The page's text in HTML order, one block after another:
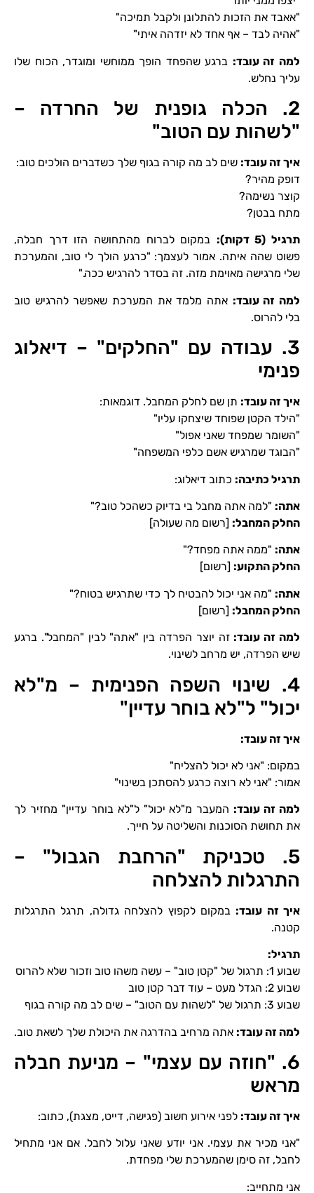
"אאבד את הזכות להתלונן ולקבל תמיכה"
"אהיה לבד – אף אחד לא יזדהה איתי"
למה זה עובד: ברגע שהפחד הופך ממוחשי ומוגדר, הכוח שלו
עליך נחלש.
2. הכלה גופנית של החרדה –
"לשהות עם הטוב"
איך זה עובד: שים לב מה קורה בגוף שלך כשדברים הולכים טוב:
דופק מהיר?
קוצר נשימה?
מתח בבטן?
תרגיל (5 דקות):
במקום לברוח מהתחושה הזו דרך חבלה,
פשוט שהה איתה. אמור לעצמך: "כרגע הולך לי טוב, והמערכת
שלי מרגישה מאוימת מזה. זה בסדר להרגיש ככה."
למה זה עובד: אתה מלמד את המערכת שאפשר להרגיש טוב
בלי להרוס.
3. עבודה עם "החלקים" – דיאלוג
פנימי
איך זה עובד: תן שם לחלק המחבל. דוגמאות:
"הילד הקטן שפוחד שיצחקו עליו"
"השומר שמפחד שאני אפול"
"הבוגד שמרגיש אשם כלפי המשפחה"
תרגיל כתיבה: כתוב דיאלוג:
אתה: "למה אתה מחבל בי בדיוק כשהכל טוב?"
החלק המחבל: [רשום מה שעולה]
אתה: "ממה אתה מפחד?"
החלק התקוע: [רשום]
אתה: "מה אני יכול להבטיח לך כדי שתרגיש בטוח?"
החלק המחבל: [רשום]
למה זה עובד: זה יוצר הפרדה בין "אתה" לבין "המחבל". ברגע
שיש הפרדה, יש מרחב לשינוי.
4. שינוי השפה הפנימית – מ"לא
יכול" ל"לא בוחר עדיין"
איך זה עובד:
במקום: "אני לא יכול להצליח"
אמור: "אני לא רוצה כרגע להסתכן בשינוי"
למה זה עובד: המעבר מ"לא יכול" ל"לא בוחר עדיין" מחזיר לך
את תחושת הסוכנות והשליטה על חייך.
5. טכניקת "הרחבת הגבול" –
התרגלות להצלחה
איך זה עובד: במקום לקפוץ להצלחה גדולה, תרגל התרגלות
קטנה.
תרגיל:
שבוע 1: תרגול של "קטן טוב" – עשה משהו טוב וזכור שלא להרוס
שבוע 2: הגדל מעט – עוד דבר קטן טוב
שבוע 3: תרגול של "לשהות עם הטוב" – שים לב מה קורה בגוף
למה זה עובד: אתה מרחיב בהדרגה את היכולת שלך לשאת טוב.
6. "חוזה עם עצמי" – מניעת חבלה
מראש
איך זה עובד: לפני אירוע חשוב (פגישה, דייט, מצגת), כתוב:
"אני מכיר את עצמי. אני יודע שאני עלול לחבל. אם אני מתחיל
לחבל, זה סימן שהמערכת שלי מפחדת.
אני מתחייב: